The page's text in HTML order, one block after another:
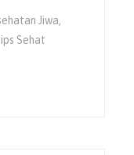
Jiwa,
Sehat